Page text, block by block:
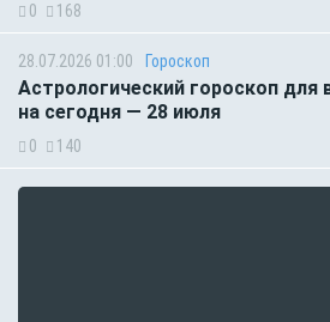
0 168
28.07.2026 01:00 Гороскоп
Астрологический гороскоп для
на сегодня — 28 июля
0 140